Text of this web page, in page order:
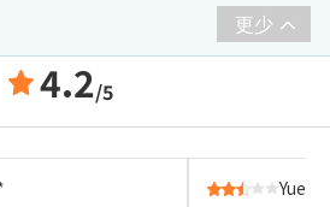
更少
4.2/5
Yue